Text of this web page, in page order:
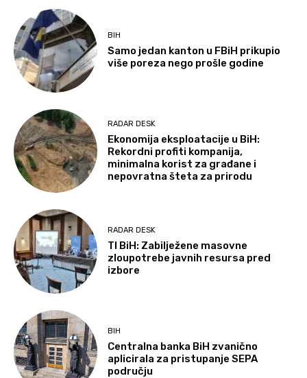
BIH
Samo jedan kanton u FBiH prikupio
više poreza nego prošle godine
RADAR DESK
Ekonomija eksploatacije u BiH:
Rekordni profiti kompanija,
minimalna korist za građane i
nepovratna šteta za prirodu
RADAR DESK
TI BiH: Zabilježene masovne
zloupotrebe javnih resursa pred
izbore
BIH
Centralna banka BiH zvanično
aplicirala za pristupanje SEPA
području